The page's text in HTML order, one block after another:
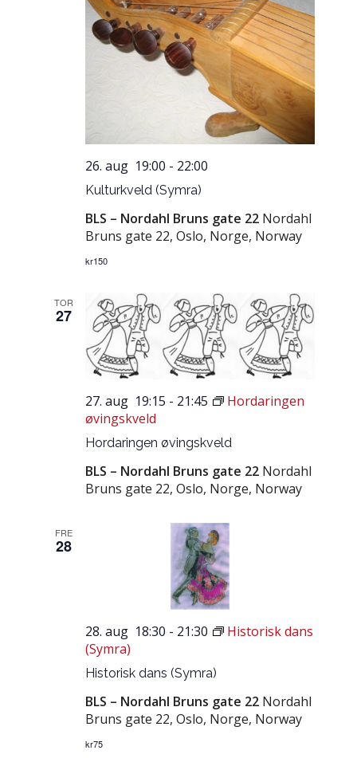
Kulturkveld (Symra)
26. aug 19:00 - 22:00
BLS – Nordahl Bruns gate 22 Nordahl
Bruns gate 22, Oslo, Norge, Norway
kr150
TOR
27
Hordaringen øvingskveld
27. aug 19:15 - 21:45
Hordaringen
øvingskveld
BLS – Nordahl Bruns gate 22 Nordahl
Bruns gate 22, Oslo, Norge, Norway
FRE
28
Historisk dans (Symra)
28. aug 18:30 - 21:30
Historisk dans
(Symra)
BLS – Nordahl Bruns gate 22 Nordahl
Bruns gate 22, Oslo, Norge, Norway
kr75